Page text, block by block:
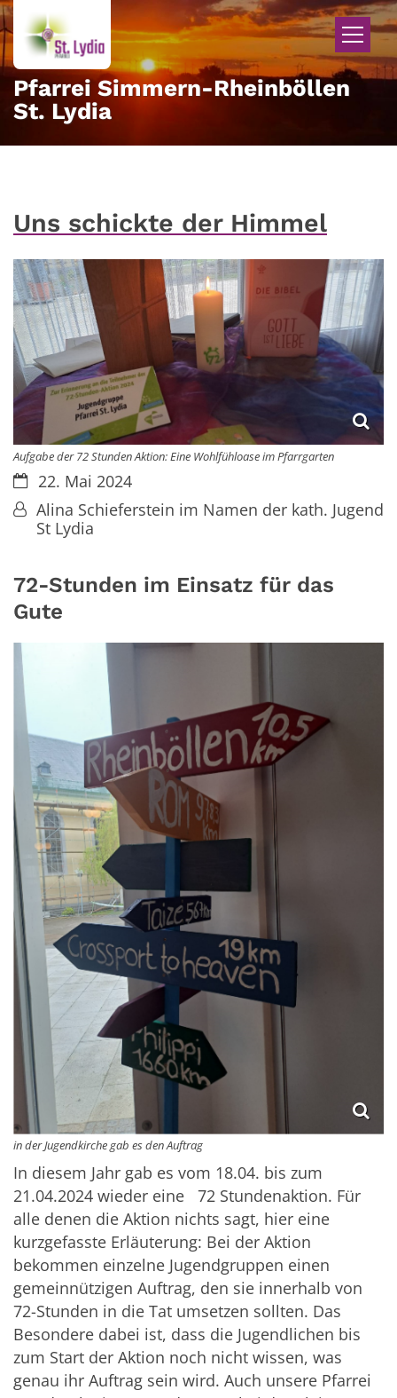
Zum Inhalt springen
Pfarrei Simmern-Rheinböllen
St. Lydia
Uns schickte der Himmel
Aufgabe der 72 Stunden Aktion: Eine Wohlfühloase im Pfarrgarten
Datum:22. Mai 2024
Von:Alina Schieferstein im Namen der kath. Jugend
St Lydia
72-Stunden im Einsatz für das
Gute
in der Jugendkirche gab es den Auftrag
In diesem Jahr gab es vom 18.04. bis zum
21.04.2024 wieder eine 72 Stundenaktion. Für
alle denen die Aktion nichts sagt, hier eine
kurzgefasste Erläuterung: Bei der Aktion
bekommen einzelne Jugendgruppen einen
gemeinnützigen Auftrag, den sie innerhalb von
72-Stunden in die Tat umsetzen sollten. Das
Besondere dabei ist, dass die Jugendlichen bis
zum Start der Aktion noch nicht wissen, was
genau ihr Auftrag sein wird. Auch unsere Pfarrei